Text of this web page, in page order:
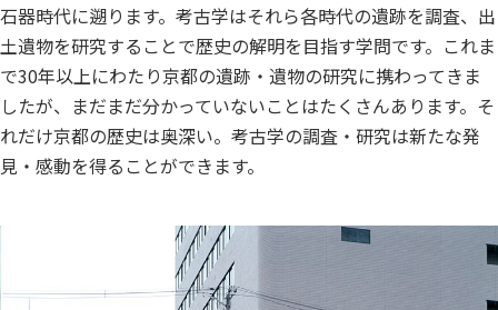
石器時代に遡ります。考古学はそれら各時代の遺跡を調査、出
土遺物を研究することで歴史の解明を目指す学問です。これま
で30年以上にわたり京都の遺跡・遺物の研究に携わってきま
したが、まだまだ分かっていないことはたくさんあります。そ
れだけ京都の歴史は奥深い。考古学の調査・研究は新たな発
見・感動を得ることができます。